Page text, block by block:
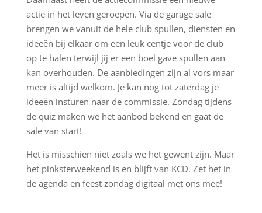
actie in het leven geroepen. Via de garage sale
brengen we vanuit de hele club spullen, diensten en
ideeën bij elkaar om een leuk centje voor de club
op te halen terwijl jij er een boel gave spullen aan
kan overhouden. De aanbiedingen zijn al vors maar
meer is altijd welkom. Je kan nog tot zaterdag je
ideeën insturen naar de commissie. Zondag tijdens
de quiz maken we het aanbod bekend en gaat de
sale van start!
Het is misschien niet zoals we het gewent zijn. Maar
het pinksterweekend is en blijft van KCD. Zet het in
de agenda en feest zondag digitaal met ons mee!